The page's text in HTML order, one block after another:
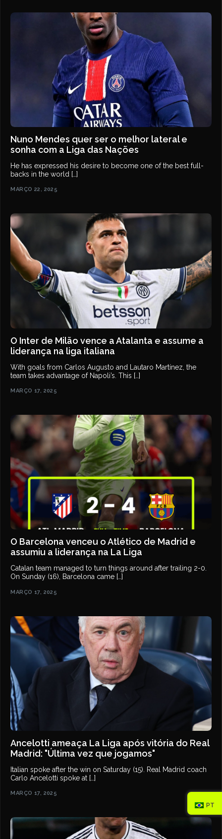
Nuno Mendes quer ser o melhor lateral e
sonha com a Liga das Nações
He has expressed his desire to become one of the best full-
backs in the world […]
MARÇO 22, 2025
O Inter de Milão vence a Atalanta e assume a
liderança na liga italiana
With goals from Carlos Augusto and Lautaro Martínez, the
team takes advantage of Napoli’s. This […]
MARÇO 17, 2025
O Barcelona venceu o Atlético de Madrid e
assumiu a liderança na La Liga
Catalan team managed to turn things around after trailing 2-0.
On Sunday (16), Barcelona came […]
MARÇO 17, 2025
Ancelotti ameaça La Liga após vitória do Real
Madrid: "Última vez que jogamos"
Italian spoke after the win on Saturday (15). Real Madrid coach
Carlo Ancelotti spoke at […]
MARÇO 17, 2025
PT